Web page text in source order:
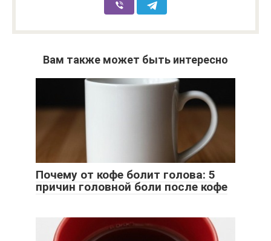
Вам также может быть интересно
Почему от кофе болит голова: 5
причин головной боли после кофе